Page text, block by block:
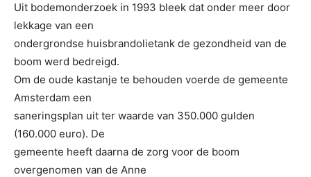
Uit bodemonderzoek in 1993 bleek dat onder meer door
lekkage van een
ondergrondse huisbrandolietank de gezondheid van de
boom werd bedreigd.
Om de oude kastanje te behouden voerde de gemeente
Amsterdam een
saneringsplan uit ter waarde van 350.000 gulden
(160.000 euro). De
gemeente heeft daarna de zorg voor de boom
overgenomen van de Anne